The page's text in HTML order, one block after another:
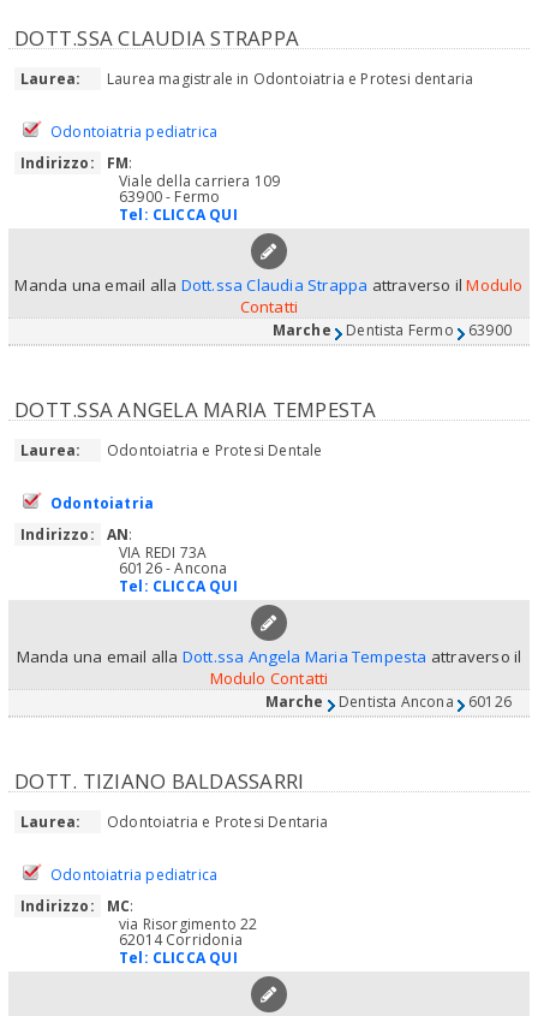
DOTT.SSA CLAUDIA STRAPPA
Laurea: Laurea magistrale in Odontoiatria e Protesi dentaria
Odontoiatria pediatrica
Indirizzo:
FM:
Viale della carriera 109
63900 - Fermo
Tel: CLICCA QUI
Manda una email alla Dott.ssa Claudia Strappa attraverso ilModulo
Contatti
Marche Dentista Fermo 63900
DOTT.SSA ANGELA MARIA TEMPESTA
Laurea: Odontoiatria e Protesi Dentale
Odontoiatria
Indirizzo:
AN:
VIA REDI 73A
60126 - Ancona
Tel: CLICCA QUI
Manda una email alla Dott.ssa Angela Maria Tempesta attraverso il
Modulo Contatti
Marche Dentista Ancona 60126
DOTT. TIZIANO BALDASSARRI
Laurea: Odontoiatria e Protesi Dentaria
Odontoiatria pediatrica
Indirizzo:
MC:
via Risorgimento 22
62014 Corridonia
Tel: CLICCA QUI